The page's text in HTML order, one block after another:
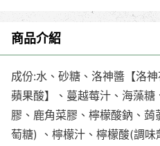
商品介紹
成份:水、砂糖、洛神醬【洛
蘋果酸】、蔓越莓汁、海藻
膠、鹿角菜膠、檸檬酸鈉、
萄糖) 、檸檬汁、檸檬酸(調